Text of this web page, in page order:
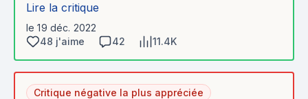
Lire la critique
le 19 déc. 2022
48 j'aime
42 11.4K
Critique négative la plus appréciée